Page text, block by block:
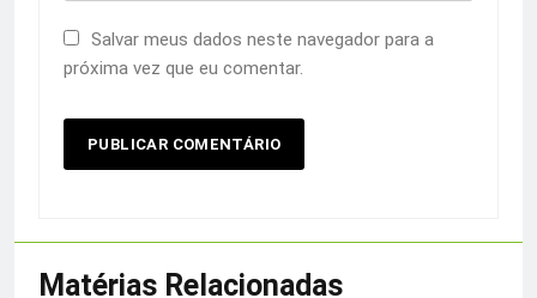
Salvar meus dados neste navegador para a
próxima vez que eu comentar.
Matérias Relacionadas